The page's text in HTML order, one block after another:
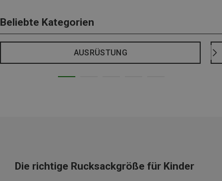
Beliebte Kategorien
AUSRÜSTUNG
Die richtige Rucksackgröße für Kinder